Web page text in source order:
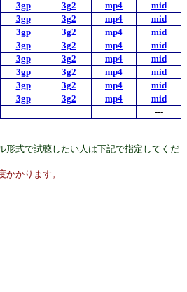
3gp 3g2 mp4
mid
3gp 3g2 mp4
mid
3gp 3g2 mp4
mid
3gp 3g2 mp4
mid
3gp 3g2 mp4
mid
3gp 3g2 mp4
mid
3gp 3g2 mp4
mid
3gp 3g2 mp4
mid
---
形式で試聴したい人は下記で指定してくだ
かかります。